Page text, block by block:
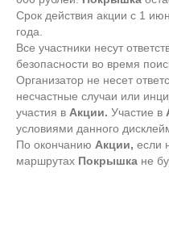
Срок действия акции с 1
года.
Все участники несут
безопасности во время
Организатор не несет
несчастные случаи или
участия в Акции. Участие в
условиями данного
По окончанию Акции, если
маршрутах Покрышка не